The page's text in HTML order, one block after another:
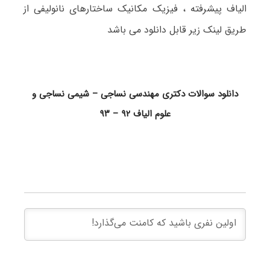
الیاف پیشرفته ، فیزیک مکانیک ساختارهای نانولیفی از
طریق لینک زیر قابل دانلود می باشد
دانلود سوالات دکتری مهندسی نساجی – شیمی نساجی و
علوم الیاف ۹۲ – ۹۳